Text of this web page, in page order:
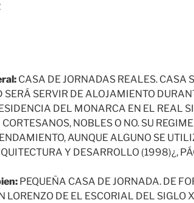
CASA DE JORNADAS REALES. CASA
SERÁ SERVIR DE ALOJAMIENTO
DEL MONARCA EN EL REAL
NOBLES O NO. SU
AUNQUE ALGUNO SE
Y DESARROLLO (1998)¿,
PEQUEÑA CASA DE JORNADA. DE
LORENZO DE EL ESCORIAL DEL SIGLO